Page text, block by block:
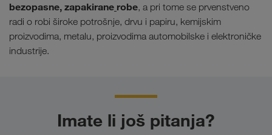
bezopasne, zapakirane robe, a pri tome se prvenstveno
radi o robi široke potrošnje, drvu i papiru, kemijskim
proizvodima, metalu, proizvodima automobilske i elektroničke
industrije.
Imate li još pitanja?